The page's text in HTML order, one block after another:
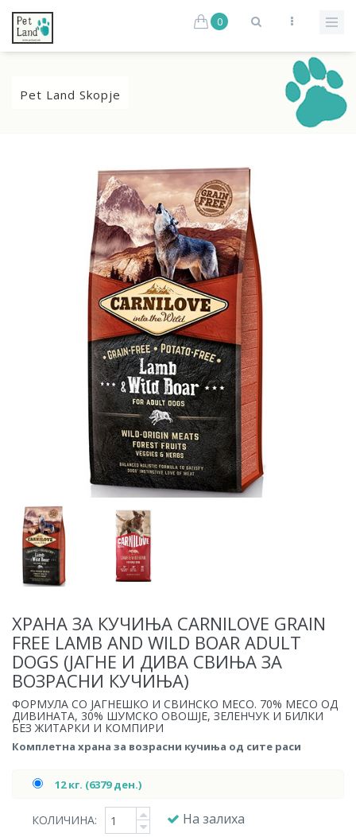
0
Pet Land Skopje
ХРАНА ЗА КУЧИЊА CARNILOVE GRAIN
FREE LAMB AND WILD BOAR ADULT
DOGS (ЈАГНЕ И ДИВА СВИЊА ЗА
ВОЗРАСНИ КУЧИЊА)
ФОРМУЛА СО ЈАГНЕШКО И СВИНСКО МЕСО. 70% МЕСО ОД
ДИВИНАТА, 30% ШУМСКО ОВОШЈЕ, ЗЕЛЕНЧУК И БИЛКИ
БЕЗ ЖИТАРКИ И КОМПИРИ
Комплетна храна за возрасни кучиња од сите раси
12 кг. (6379 ден.)
КОЛИЧИНА: На залиха